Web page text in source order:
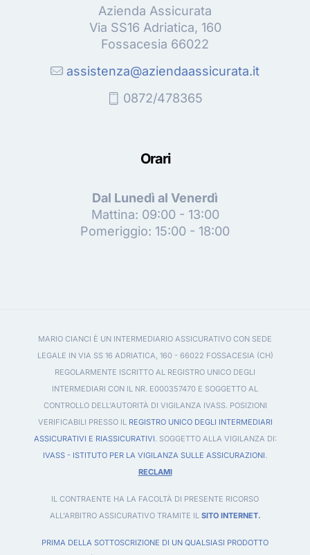
Azienda Assicurata
Via SS16 Adriatica, 160
Fossacesia 66022
assistenza@aziendaassicurata.it
0872/478365
Orari
Dal Lunedì al Venerdì
Mattina: 09:00 - 13:00
Pomeriggio: 15:00 - 18:00
MARIO CIANCI È UN INTERMEDIARIO ASSICURATIVO CON SEDE
LEGALE IN VIA SS 16 ADRIATICA, 160 - 66022 FOSSACESIA (CH)
REGOLARMENTE ISCRITTO AL REGISTRO UNICO DEGLI
INTERMEDIARI CON IL NR. E000357470 E SOGGETTO AL
CONTROLLO DELL'AUTORITÀ DI VIGILANZA IVASS. POSIZIONI
VERIFICABILI PRESSO IL REGISTRO UNICO DEGLI INTERMEDIARI
ASSICURATIVI E RIASSICURATIVI. SOGGETTO ALLA VIGILANZA DI:
IVASS - ISTITUTO PER LA VIGILANZA SULLE ASSICURAZIONI.
RECLAMI
IL CONTRAENTE HA LA FACOLTÀ DI PRESENTE RICORSO
ALL'ARBITRO ASSICURATIVO TRAMITE IL SITO INTERNET.
PRIMA DELLA SOTTOSCRIZIONE DI UN QUALSIASI PRODOTTO